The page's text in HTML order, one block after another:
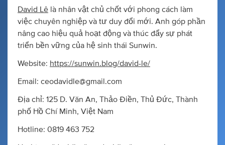
David Lê là nhân vật chủ chốt với phong cách làm
việc chuyên nghiệp và tư duy đổi mới. Anh góp phần
nâng cao hiệu quả hoạt động và thúc đẩy sự phát
triển bền vững của hệ sinh thái Sunwin.
Website: https://sunwin.blog/david-le/
Email: ceodavidle@gmail.com
Địa chỉ: 125 D. Văn An, Thảo Điền, Thủ Đức, Thành
phố Hồ Chí Minh, Việt Nam
Hotline: 0819 463 752